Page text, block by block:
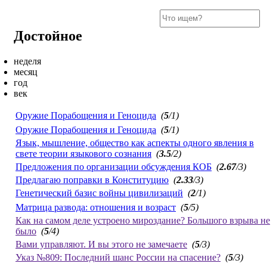
Достойное
неделя
месяц
год
век
Оружие Порабощения и Геноцида (5/1)
Оружие Порабощения и Геноцида (5/1)
Язык, мышление, общество как аспекты одного явления в
свете теории языкового сознания (3.5/2)
Предложения по организации обсуждения КОБ (2.67/3)
Предлагаю поправки в Конституцию (2.33/3)
Генетический базис войны цивилизаций (2/1)
Матрица развода: отношения и возраст (5/5)
Как на самом деле устроено мироздание? Большого взрыва не
было (5/4)
Вами управляют. И вы этого не замечаете (5/3)
Указ №809: Последний шанс России на спасение? (5/3)